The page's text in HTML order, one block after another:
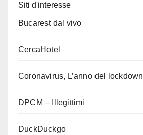
Siti d'interesse
Bucarest dal vivo
CercaHotel
Coronavirus, L’anno del lockdown
DPCM – Illegittimi
DuckDuckgo